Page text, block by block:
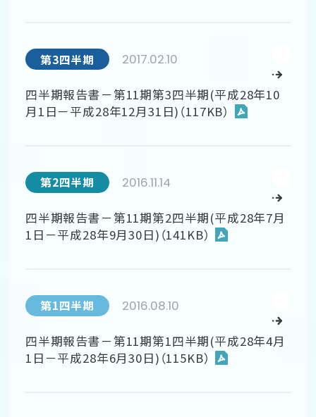
第3四半期 2017.02.10
四半期報告書－第11期第3四半期(平成28年10
月1日－平成28年12月31日)（117KB）
第2四半期 2016.11.14
四半期報告書－第11期第2四半期(平成28年7月
1日－平成28年9月30日)（141KB）
第1四半期 2016.08.10
四半期報告書－第11期第1四半期(平成28年4月
1日－平成28年6月30日)（115KB）